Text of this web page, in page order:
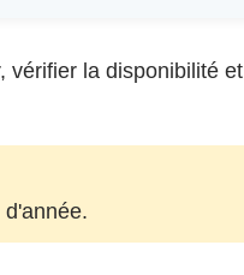
vérifier la disponibilité et